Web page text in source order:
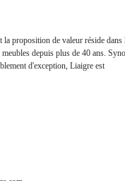
proposition de valeur réside
meubles depuis plus de 40 ans.
d'exception, Liaigre est